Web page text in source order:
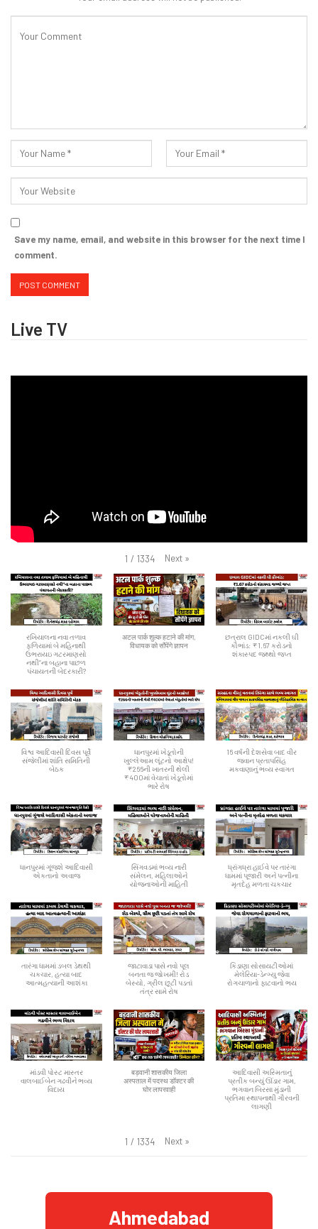
Save my name, email, and website in this browser for the next time I
comment.
Live TV
1 / 1334 Next »
રખિયાલના નવા તળાવ
ફળિયામાં બે મહિનાથી
ઉભરાયઇ ગટરમાણસો
નથી”ના બહાના પાછળ
પંચાયતની બેદરકારી?
अटल पार्क शुल्क हटाने की मांग,
विधायक को सौंपेंगे ज्ञापन
છત્રાલ GIDCમાં નકલી ઘી
કૌભાંડ: ₹1.67 કરોડનો
શંકાસ્પદ જથ્થો જપ્ત
વિશ્વ આદિવાસી દિવસ પૂર્વે
સંજેલીમાં શાંતિ સમિતિની
બેઠક
ધાનપુરમાં ખેડૂતોની
ખુલ્લેઆમ લૂંટનો આક્ષેપ!
₹266ની ખાતરની થેલી
₹400માં વેચાતાં ખેડૂતોમાં
ભારે રોષ
16 વર્ષની દેશસેવા બાદ વીર
જવાન પ્રતાપસિંહ
મકવાણાનું ભવ્ય સ્વાગત
ધાનપુરમાં ગૂંજશે આદિવાસી
એકતાનો અવાજ
સિંગવડમાં ભવ્ય નારી
સંમેલન, મહિલાઓને
યોજનાઓની માહિતી
ધ્રાંગધ્રા હાઈવે પર તારંગા
ધામમાં પૂજારી અને પત્નીના
મૃતદેહ મળતા ચકચાર
તારંગા ધામમાં ડબલ ડેથથી
ચકચાર, હત્યા બાદ
આત્મહત્યાની આશંકા
જાટાવાડા પાસે નવો પૂલ
બનતા જ જોખમી! રોડ
બેસ્યો, ગ્રીલ છૂટી પડતાં
તંત્ર સામે રોષ
કિડાણા સોસાયટીઓમાં
મેલેરિયા-ડેન્ગ્યુ જેવા
રોગચાળાનો ફાટવાનો ભય
માંડવી પોસ્ટ માસ્તર
વાલબાઈબેન ગઢવીને ભવ્ય
વિદાય
बड़वानी शासकीय जिला
अस्पताल में पदस्थ डॉक्टर की
घोर लापरवाही
આદિવાસી અસ્મિતાનું
પ્રતીક બન્યું ઊંડાર ગામ,
ભગવાન બિરસા મુંડાની
પ્રતિમા સ્થાપનાથી ગૌરવની
લાગણી
1 / 1334 Next »
Ahmedabad